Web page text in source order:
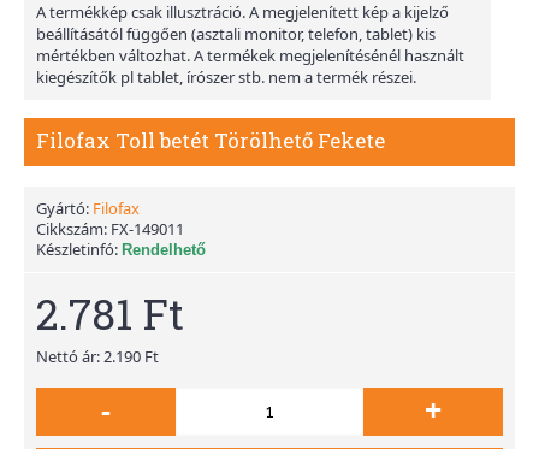
A termékkép csak illusztráció. A megjelenített kép a kijelző
beállításától függően (asztali monitor, telefon, tablet) kis
mértékben változhat. A termékek megjelenítésénél használt
kiegészítők pl tablet, írószer stb. nem a termék részei.
Filofax Toll betét Törölhető Fekete
Gyártó: Filofax
Cikkszám: FX-149011
Készletinfó: Rendelhető
2.781 Ft
Nettó ár: 2.190 Ft
- +